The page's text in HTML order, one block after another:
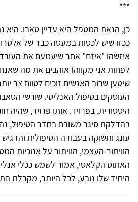
***
כן, הנאת המטפל היא עדיין טאבו.
ככזו שיש לכסות במעטה כבד של
איזשהו "איזם" אחר שיעמעם את
לפחות אני מקווה) אוהבים את מה
שיטען שרוב האנשים זוכים לטווח צר
העוסקים בטיפול האנליטי. שורשי
היסטורית, בפרויד. אותו פרויד, שהיה
בהדלקת סיגר משובח בחדר הטיפול,
עונג ותשוקה בעבודה הטיפולית
הוויתור-העצמי, הוויתור על אנוכיות
האתוס הקלאסי, אמור לשמש ככלי
היחיד שלו נובע, לכל היותר, מקבלת